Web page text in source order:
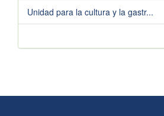
Unidad para la cultura y la gastr...